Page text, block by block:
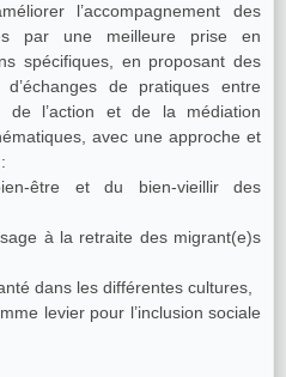
l’accompagnement des
par une meilleure prise en
spécifiques, en proposant des
d’échanges de pratiques entre
de l’action et de la médiation
avec une approche et
être et du bien-vieillir des
à la retraite des migrant(e)s
dans les différentes cultures,
levier pour l’inclusion sociale